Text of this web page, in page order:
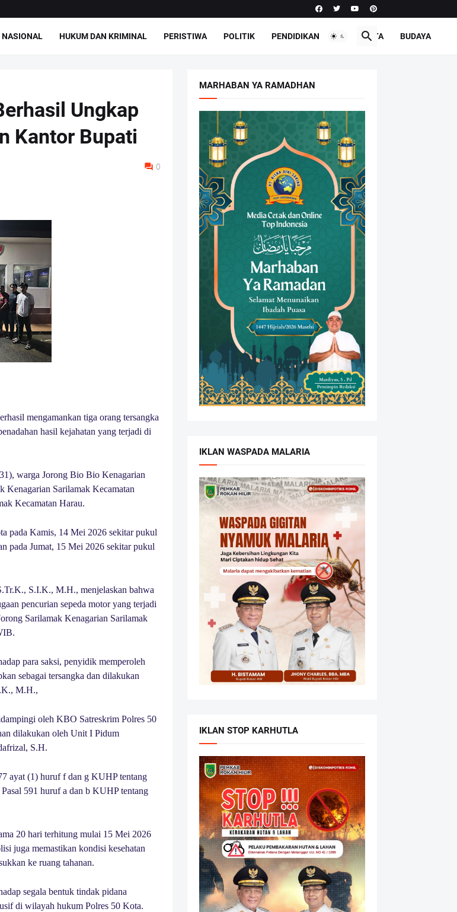
NASIONAL HUKUM DAN KRIMINAL PERISTIWA POLITIK PENDIDIKAN PARIWISATA BUDAYA
Ungkap
Kantor Bupati
0
mengamankan tiga orang tersangka
hasil kejahatan yang terjadi di
warga Jorong Bio Bio Kenagarian
Kenagarian Sarilamak Kecamatan
Kecamatan Harau.
pada Kamis, 14 Mei 2026 sekitar pukul
pada Jumat, 15 Mei 2026 sekitar pukul
S.I.K., M.H., menjelaskan bahwa
pencurian sepeda motor yang terjadi
Sarilamak Kenagarian Sarilamak
para saksi, penyidik memperoleh
sebagai tersangka dan dilakukan
M.H.,
oleh KBO Satreskrim Polres 50
dilakukan oleh Unit I Pidum
S.H.
ayat (1) huruf f dan g KUHP tentang
591 huruf a dan b KUHP tentang
20 hari terhitung mulai 15 Mei 2026
juga memastikan kondisi kesehatan
ke ruang tahanan.
segala bentuk tindak pidana
di wilayah hukum Polres 50 Kota.
MARHABAN YA RAMADHAN
IKLAN WASPADA MALARIA
IKLAN STOP KARHUTLA